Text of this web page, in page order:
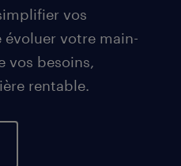
vos
votre main-
vos besoins,
rentable.